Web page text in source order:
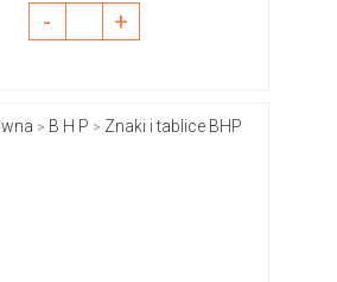
- +
> B H P > Znaki i tablice BHP